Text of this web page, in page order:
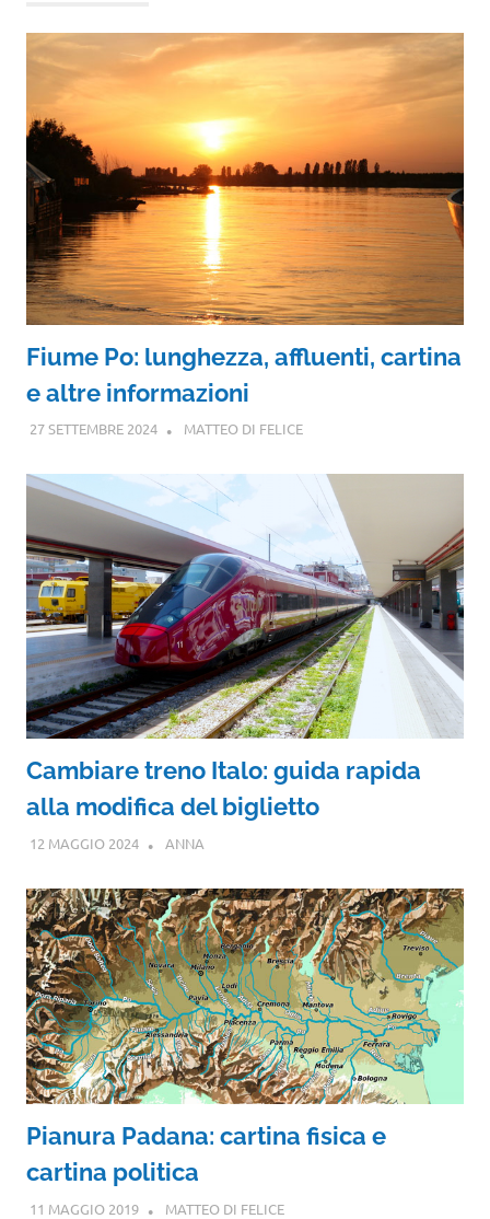
Fiume Po: lunghezza, affluenti, cartina
e altre informazioni
27 SETTEMBRE 2024 MATTEO DI FELICE
Cambiare treno Italo: guida rapida
alla modifica del biglietto
12 MAGGIO 2024 ANNA
Pianura Padana: cartina fisica e
cartina politica
11 MAGGIO 2019 MATTEO DI FELICE